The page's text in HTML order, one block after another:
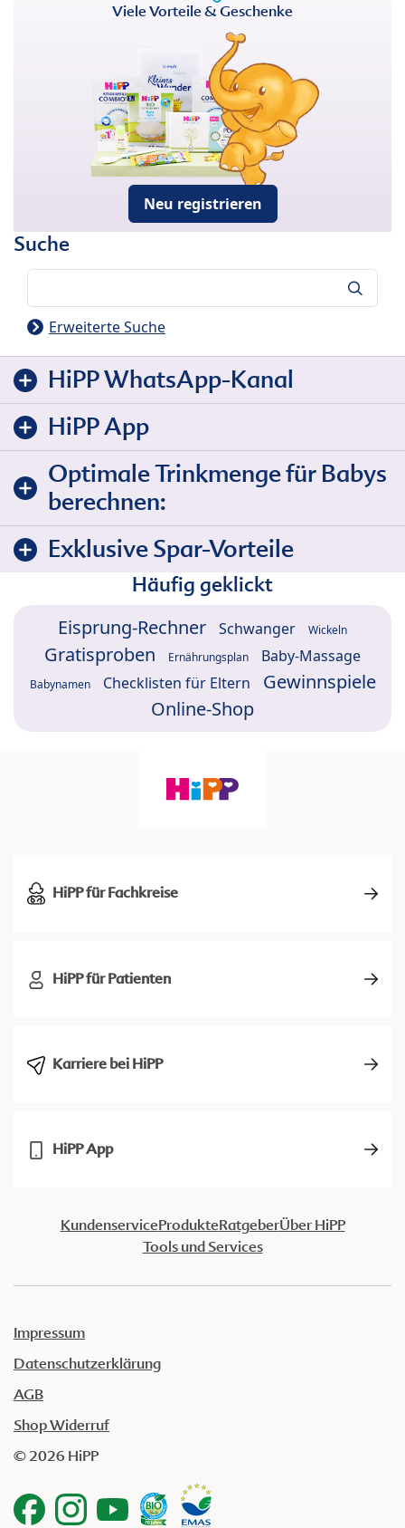
Viele Vorteile & Geschenke
Neu registrieren
Suche
Erweiterte Suche
HiPP WhatsApp-Kanal
HiPP App
Optimale Trinkmenge für Babys
berechnen:
Exklusive Spar-Vorteile
Häufig geklickt
Eisprung-Rechner Schwanger Wickeln
Gratisproben Ernährungsplan Baby-Massage
Babynamen Checklisten für Eltern
Gewinnspiele
Online-Shop
HiPP für Fachkreise
HiPP für Patienten
Karriere bei HiPP
HiPP App
KundenserviceProdukteRatgeberÜber HiPP
Tools und Services
Impressum
Datenschutzerklärung
AGB
Shop Widerruf
© 2026 HiPP